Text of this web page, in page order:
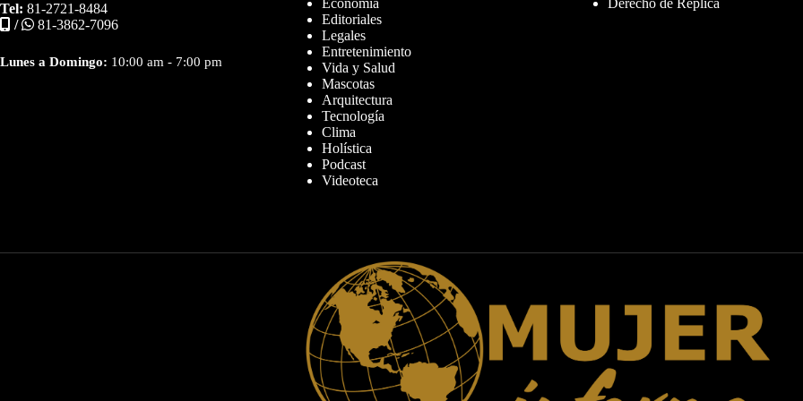
Tel: 81-2721-8484
/
81-3862-7096
Lunes a Domingo: 10:00 am - 7:00 pm
Economía
Editoriales
Legales
Entretenimiento
Vida y Salud
Mascotas
Arquitectura
Tecnología
Clima
Holística
Podcast
Videoteca
Derecho de Réplica